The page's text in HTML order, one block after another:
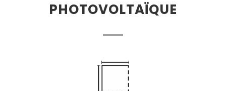
PHOTOVOLTAÏQUE